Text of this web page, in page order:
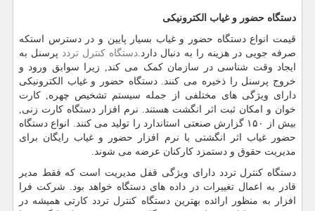
دستگاه حضور و غیاب الکترونیکی
قیمت انواع دستگاه حضور و غیاب بسیار پایین و در دسترس استکه
صرفه جویی در هزینه را به دنبال دارد.دستگاه کنترل تردد پرسنل به
ایجاد وقت شناسی در سازمان کمک می کند, زیرا سوابق ورود و
خروج پرسنل را ذخیره می کنند. دستگاه حضور و غیاب الکترونیکی
دارای ویژگی های مختلفی از جمله سیستم تشخیص چهره, کارت
خوان و امکان ثبت اثر انگشت هستند. نرم افزار دستگاه کارت زنی,
بیش از ۱۵۰ گزارش صنعتی استاندارد را تولید می کنند. انواع دستگاه
حضور غیاب اثر انگشتی با نرم افزار حضور و غیاب رایگان برای
مدیریت حقوق و دستمزد کارکنان عرضه می شوند.
دستگاه کنترل تردد دارای ویژگی قفل مدیریت است که فقط مدیر
قادر به اعمال تغییرات در داده های دستگاه خواهد بود. شرکت فرا
افزار به منظور ارائده بهترین دستگاه کنترل تردد کارتی همیشه در